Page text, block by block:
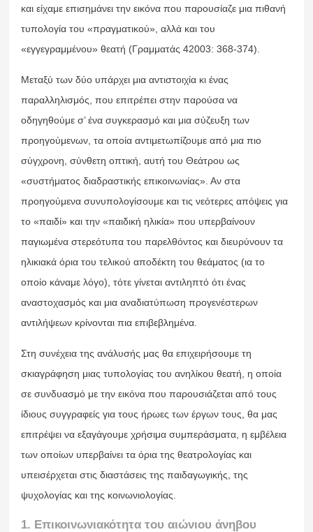
και είχαμε επισημάνει την εικόνα που παρουσίαζε μια πιθανή
τυπολογία του «πραγματικού», αλλά και του
«εγγεγραμμένου» θεατή (Γραμματάς 42003: 368-374).
Μεταξύ των δύο υπάρχει μια αντιστοιχία κι ένας
παραλληλισμός, που επιτρέπει στην παρούσα να
οδηγηθούμε σ’ ένα συγκερασμό και μια σύζευξη των
προηγούμενων, τα οποία αντιμετωπίζουμε από μια πιο
σύγχρονη, σύνθετη οπτική, αυτή του Θεάτρου ως
«συστήματος διαδραστικής επικοινωνίας». Αν στα
προηγούμενα συνυπολογίσουμε και τις νεότερες απόψεις για
το «παιδί» και την «παιδική ηλικία» που υπερβαίνουν
παγιωμένα στερεότυπα του παρελθόντος και διευρύνουν τα
ηλικιακά όρια του τελικού αποδέκτη του θεάματος (ια το
οποίο κάναμε λόγο), τότε γίνεται αντιληπτό ότι ένας
αναστοχασμός και μια αναδιατύπωση προγενέστερων
αντιλήψεων κρίνονται πια επιβεβλημένα.
Στη συνέχεια της ανάλυσής μας θα επιχειρήσουμε τη
σκιαγράφηση μιας τυπολογίας του ανηλίκου θεατή, η οποία
σε συνδυασμό με την εικόνα που παρουσιάζεται από τους
ίδιους συγγραφείς για τους ήρωες των έργων τους, θα μας
επιτρέψει να εξαγάγουμε χρήσιμα συμπεράσματα, η εμβέλεια
των οποίων υπερβαίνει τα όρια της θεατρολογίας και
υπεισέρχεται στις διαστάσεις της παιδαγωγικής, της
ψυχολογίας και της κοινωνιολογίας.
1. Επικοινωνιακότητα του αιώνιου άνηβου